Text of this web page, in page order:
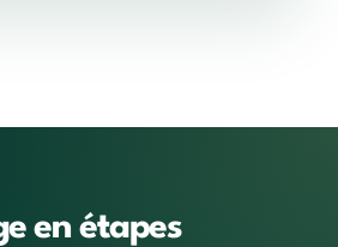
en étapes